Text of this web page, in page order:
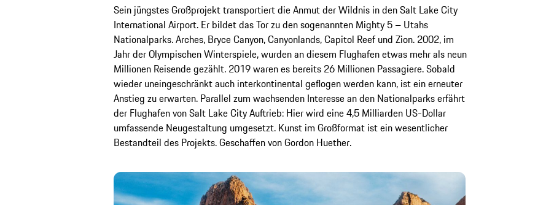
Sein jüngstes Großprojekt transportiert die Anmut der Wildnis in den Salt Lake City
International Airport. Er bildet das Tor zu den sogenannten Mighty 5 – Utahs
Nationalparks. Arches, Bryce Canyon, Canyonlands, Capitol Reef und Zion. 2002, im
Jahr der Olympischen Winterspiele, wurden an diesem Flughafen etwas mehr als neun
Millionen Reisende gezählt. 2019 waren es bereits 26 Millionen Passagiere. Sobald
wieder uneingeschränkt auch interkontinental geflogen werden kann, ist ein erneuter
Anstieg zu erwarten. Parallel zum wachsenden Interesse an den Nationalparks erfährt
der Flughafen von Salt Lake City Auftrieb: Hier wird eine 4,5 Milliarden US-Dollar
umfassende Neugestaltung umgesetzt. Kunst im Großformat ist ein wesentlicher
Bestandteil des Projekts. Geschaffen von Gordon Huether.